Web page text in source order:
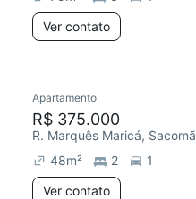
Ver contato
Apartamento
R$ 375.000
R. Marquês Maricá, Sacomã
48m² 2
1
Ver contato